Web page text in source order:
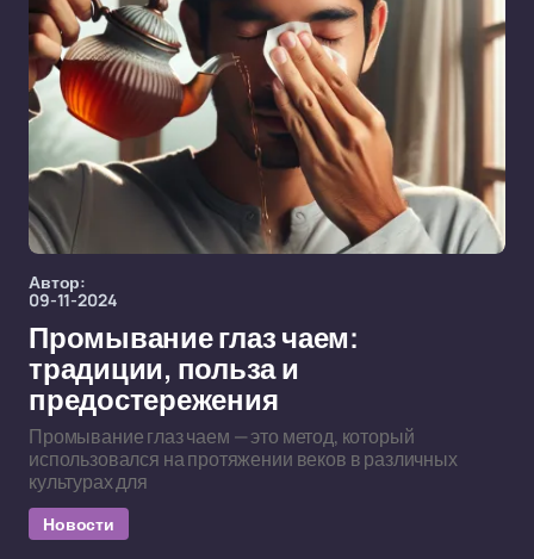
Автор:
09-11-2024
Промывание глаз чаем:
традиции, польза и
предостережения
Промывание глаз чаем — это метод, который
использовался на протяжении веков в различных
культурах для
Новости